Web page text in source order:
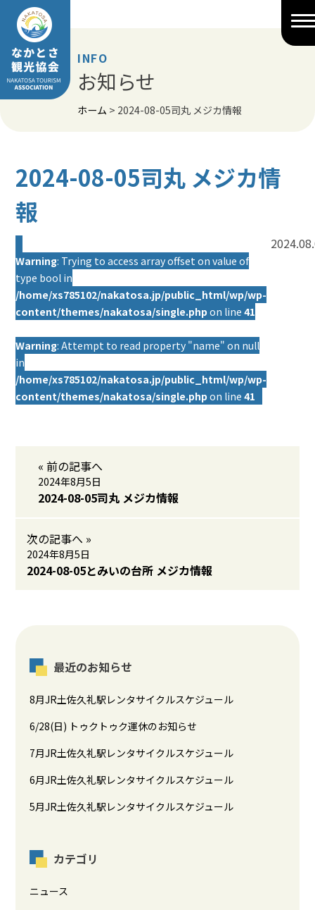
Skip
content
INFO
お知らせ
ホーム > 2024-08-05司丸 メジカ情報
2024-08-05司丸 メジカ情
報
Warning: Trying to access array offset on value of
type bool in
/home/xs785102/nakatosa.jp/public_html/wp/wp-
content/themes/nakatosa/single.php on line41
Warning: Attempt to read property "name" on null
in
/home/xs785102/nakatosa.jp/public_html/wp/wp-
content/themes/nakatosa/single.php on line41
« 前の記事へ
2024年8月5日
2024-08-05司丸 メジカ情報
次の記事へ »
2024年8月5日
2024-08-05とみいの台所 メジカ情報
最近のお知らせ
8月JR土佐久礼駅レンタサイクルスケジュール
6/28(日) トゥクトゥク運休のお知らせ
7月JR土佐久礼駅レンタサイクルスケジュール
6月JR土佐久礼駅レンタサイクルスケジュール
5月JR土佐久礼駅レンタサイクルスケジュール
カテゴリ
ニュース